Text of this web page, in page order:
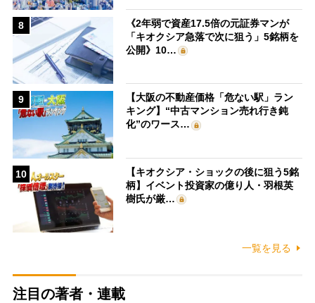
8
《2年弱で資産17.5倍の元証券マンが
「キオクシア急落で次に狙う」5銘柄を
公開》10…
9
【大阪の不動産価格「危ない駅」ラン
キング】“中古マンション売れ行き鈍
化”のワース…
10
【キオクシア・ショックの後に狙う5銘
柄】イベント投資家の億り人・羽根英
樹氏が厳…
一覧を見る
注目の著者・連載